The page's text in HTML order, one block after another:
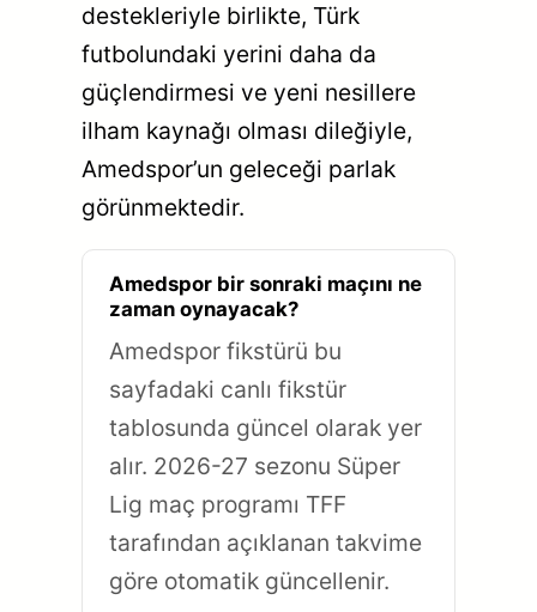
destekleriyle birlikte, Türk
futbolundaki yerini daha da
güçlendirmesi ve yeni nesillere
ilham kaynağı olması dileğiyle,
Amedspor’un geleceği parlak
görünmektedir.
Amedspor bir sonraki maçını ne
zaman oynayacak?
Amedspor fikstürü bu
sayfadaki canlı fikstür
tablosunda güncel olarak yer
alır. 2026-27 sezonu Süper
Lig maç programı TFF
tarafından açıklanan takvime
göre otomatik güncellenir.